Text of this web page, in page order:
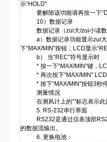
示“HOLD"
要解除该功能请再按一下
10）数据记录
数据记录（zui大/zui小读数
a）数据记录功能显示zui大
下“MAX/MIN"按钮，LCD显示
b） 当“REC"符号显示时
* 按一下“MAX/MIN"键，LCD
* 再次按下“MAX/MIN" LCD
* 按下“MAX/MIN"按钮3秒停
测量情况
在测风计上的“"标志表示此
5. RS-232串行界面
RS232是通过仪表顶部
的数据流输出。
6. 更换电池：